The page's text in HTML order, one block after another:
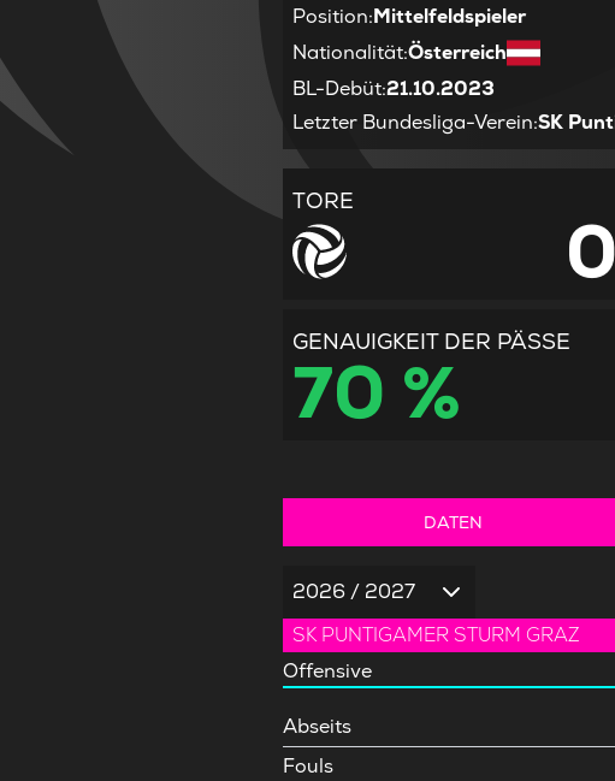
Position:Mittelfeldspieler
Nationalität:Österreich
BL-Debüt:21.10.2023
Letzter Bundesliga-Verein:SK
TORE
0
GENAUIGKEIT DER PÄSSE
70 %
DATEN
2026 / 2027
SK PUNTIGAMER STURM GRAZ
Offensive
Abseits
Fouls